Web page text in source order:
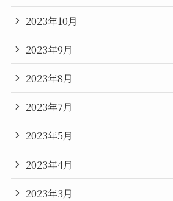
2023年10月
2023年9月
2023年8月
2023年7月
2023年5月
2023年4月
2023年3月